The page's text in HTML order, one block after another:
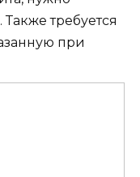
требуется
при